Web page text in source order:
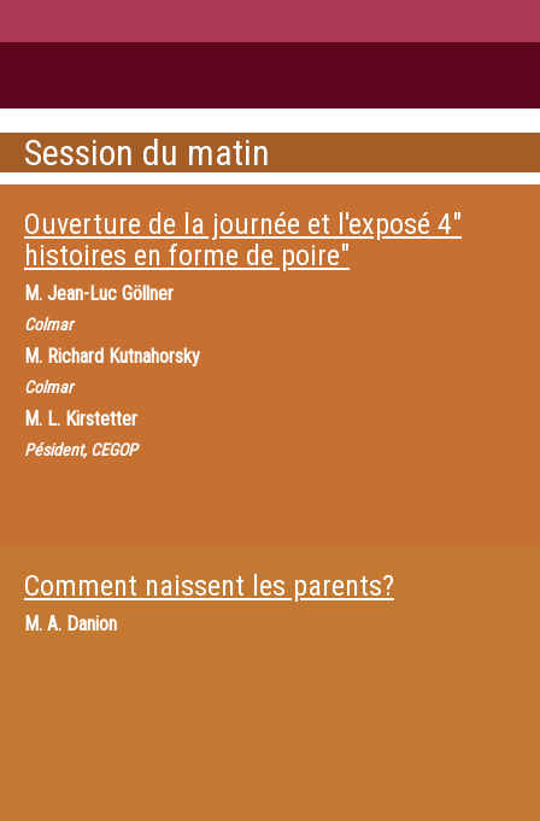
Session du matin
Ouverture de la journée et l'exposé 4"
histoires en forme de poire"
M. Jean-Luc Göllner
Colmar
M. Richard Kutnahorsky
Colmar
M. L. Kirstetter
Pésident, CEGOP
Comment naissent les parents?
M. A. Danion